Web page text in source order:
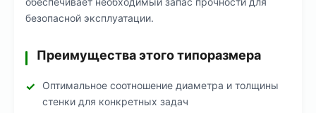
безопасной эксплуатации.
Преимущества этого типоразмера
Оптимальное соотношение диаметра и толщины
стенки для конкретных задач